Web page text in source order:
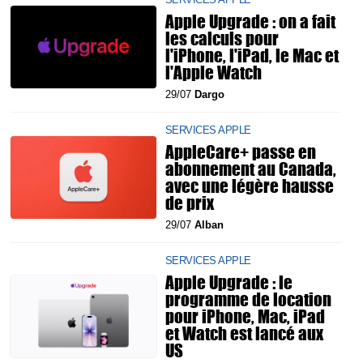
Apple Upgrade : on a fait
les calculs pour
l'iPhone, l'iPad, le Mac et
l'Apple Watch
29/07 Dargo
SERVICES APPLE
AppleCare+ passe en
abonnement au Canada,
avec une légère hausse
de prix
29/07 Alban
SERVICES APPLE
Apple Upgrade : le
programme de location
pour iPhone, Mac, iPad
et Watch est lancé aux
US